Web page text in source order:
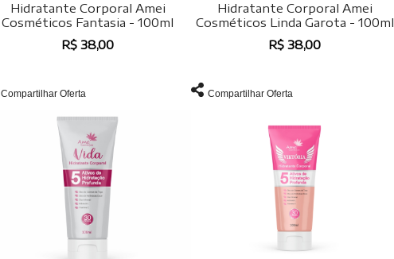
Hidratante Corporal Amei
Cosméticos Fantasia - 100ml
R$ 38,00
Compartilhar Oferta
Hidratante Corporal Amei
Cosméticos Linda Garota - 100ml
R$ 38,00
Compartilhar Oferta